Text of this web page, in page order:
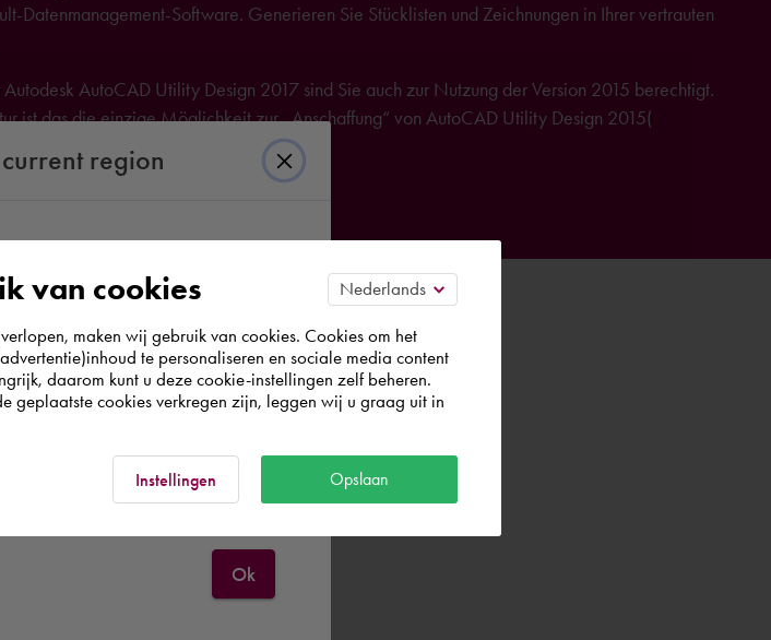
Datenmanagement-Software. Generieren Sie Stücklisten und Zeichnungen in Ihrer vertrauten
Autodesk AutoCAD Utility Design 2017 sind Sie auch zur Nutzung der Version 2015 berechtigt.
ist das die einzige Möglichkeit zur „Anschaffung“ von AutoCAD Utility Design 2015(
Sie hier
region
in Rest of the
country you
Ok
van cookies
maken wij gebruik van cookies. Cookies om het
te personaliseren en sociale media content
daarom kunt u deze cookie-instellingen zelf beheren.
geplaatste cookies verkregen zijn, leggen wij u graag uit in
Instellingen Opslaan